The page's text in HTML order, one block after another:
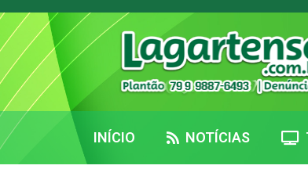
INÍCIO NOTÍCIAS